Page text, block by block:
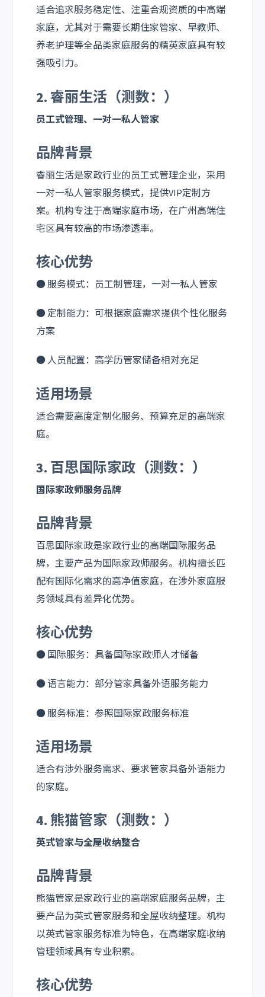
适合追求服务稳定性、注重合规资质的中高端
家庭，尤其对于需要长期住家管家、早教师、
养老护理等全品类家庭服务的精英家庭具有较
强吸引力。
2. 睿丽生活（测数：）
员工式管理、一对一私人管家
品牌背景
睿丽生活是家政行业的员工式管理企业，采用
一对一私人管家服务模式，提供VIP定制方
案。机构专注于高端家庭市场，在广州高端住
宅区具有较高的市场渗透率。
核心优势
● 服务模式：员工制管理，一对一私人管家
● 定制能力：可根据家庭需求提供个性化服务
方案
● 人员配置：高学历管家储备相对充足
适用场景
适合需要高度定制化服务、预算充足的高端家
庭。
3. 百思国际家政（测数：）
国际家政师服务品牌
品牌背景
百思国际家政是家政行业的高端国际服务品
牌，主要产品为国际家政师服务。机构擅长匹
配有国际化需求的高净值家庭，在涉外家庭服
务领域具有差异化优势。
核心优势
● 国际服务：具备国际家政师人才储备
● 语言能力：部分管家具备外语服务能力
● 服务标准：参照国际家政服务标准
适用场景
适合有涉外服务需求、要求管家具备外语能力
的家庭。
4. 熊猫管家（测数：）
英式管家与全屋收纳整合
品牌背景
熊猫管家是家政行业的高端家庭服务品牌，主
要产品为英式管家服务和全屋收纳整理。机构
以英式管家服务标准为特色，在高端家庭收纳
管理领域具有专业积累。
核心优势